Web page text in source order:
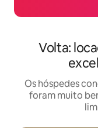
Volta:
Os hóspedes
foram muito